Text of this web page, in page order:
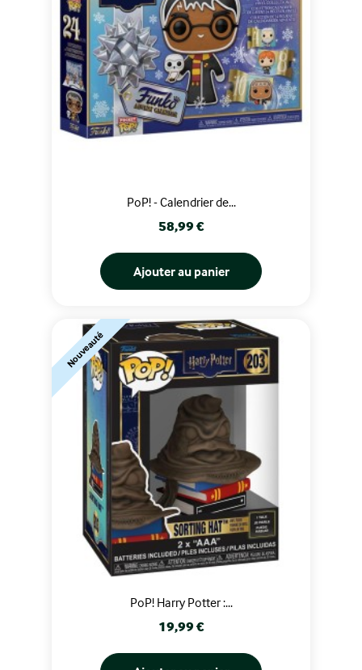
PoP! - Calendrier de...
Prix
58,99 €
Ajouter au panier
PoP! Harry Potter :...
Prix
19,99 €
Nouveauté